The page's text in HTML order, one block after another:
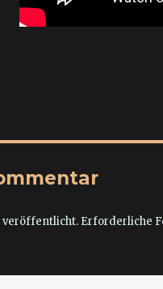
veröffentlicht. Erforderliche